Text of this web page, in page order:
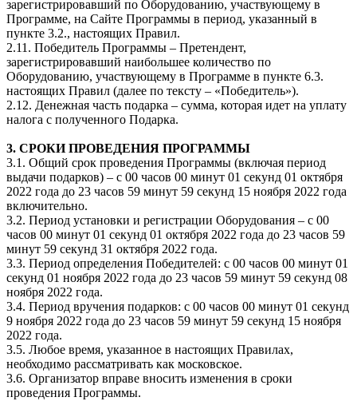
зарегистрировавший по Оборудованию, участвующему в
Программе, на Сайте Программы в период, указанный в
пункте 3.2., настоящих Правил.
2.11. Победитель Программы – Претендент,
зарегистрировавший наибольшее количество по
Оборудованию, участвующему в Программе в пункте 6.3.
настоящих Правил (далее по тексту – «Победитель»).
2.12. Денежная часть подарка – сумма, которая идет на уплату
налога с полученного Подарка.
3. СРОКИ ПРОВЕДЕНИЯ ПРОГРАММЫ
3.1. Общий срок проведения Программы (включая период
выдачи подарков) – с 00 часов 00 минут 01 секунд 01 октября
2022 года до 23 часов 59 минут 59 секунд 15 ноября 2022 года
включительно.
3.2. Период установки и регистрации Оборудования – с 00
часов 00 минут 01 секунд 01 октября 2022 года до 23 часов 59
минут 59 секунд 31 октября 2022 года.
3.3. Период определения Победителей: c 00 часов 00 минут 01
секунд 01 ноября 2022 года до 23 часов 59 минут 59 секунд 08
ноября 2022 года.
3.4. Период вручения подарков: c 00 часов 00 минут 01 секунд
9 ноября 2022 года до 23 часов 59 минут 59 секунд 15 ноября
2022 года.
3.5. Любое время, указанное в настоящих Правилах,
необходимо рассматривать как московское.
3.6. Организатор вправе вносить изменения в сроки
проведения Программы.